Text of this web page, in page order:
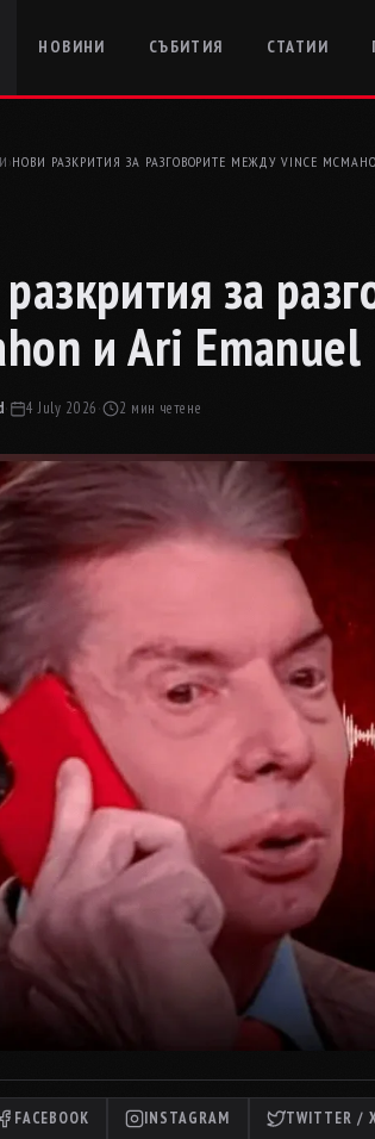
НОВИНИ СЪБИТИЯ СТАТИИ
›НОВИ РАЗКРИТИЯ ЗА РАЗГОВОРИТЕ МЕЖДУ VINCE
за
и Ari Emanuel
· 4 July 2026· 2 мин четене
FACEBOOK INSTAGRAM TWITTER /